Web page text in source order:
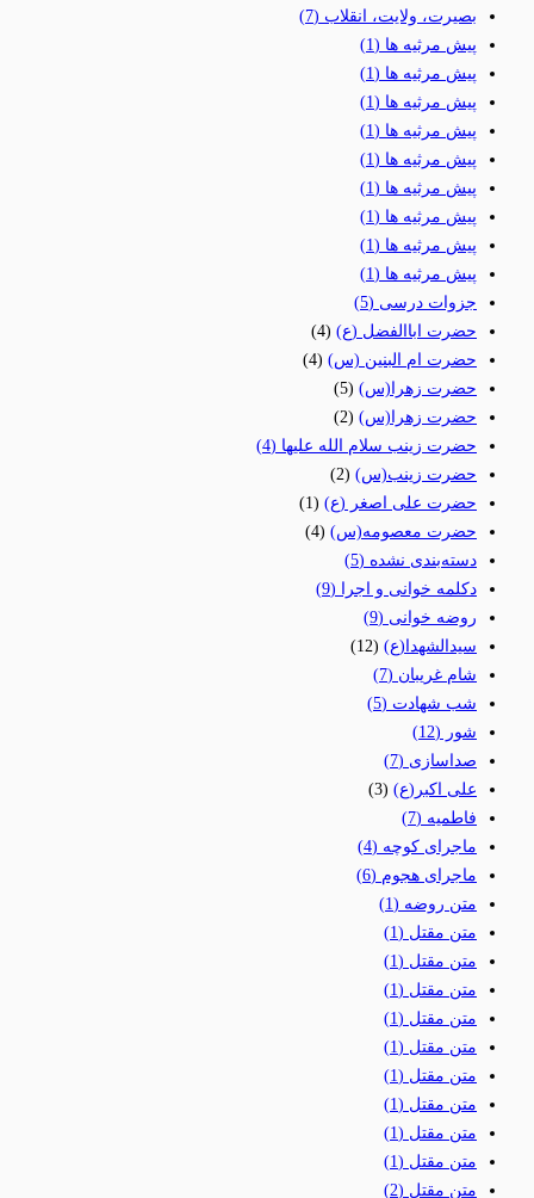
بصیرت، ولایت، انقلاب (7)
پیش مرثیه ها (1)
پیش مرثیه ها (1)
پیش مرثیه ها (1)
پیش مرثیه ها (1)
پیش مرثیه ها (1)
پیش مرثیه ها (1)
پیش مرثیه ها (1)
پیش مرثیه ها (1)
پیش مرثیه ها (1)
جزوات درسی (5)
حضرت اباالفضل (ع) (4)
حضرت ام البنین (س) (4)
حضرت زهرا(س) (5)
حضرت زهرا(س) (2)
حضرت زینب سلام الله علیها (4)
حضرت زینب(س) (2)
حضرت علی اصغر (ع) (1)
حضرت معصومه(س) (4)
دسته‌بندی نشده (5)
دکلمه خوانی و اجرا (9)
روضه خوانی (9)
سیدالشهدا(ع) (12)
شام غریبان (7)
شب شهادت (5)
شور (12)
صداسازی (7)
علی اکبر(ع) (3)
فاطمیه (7)
ماجرای کوچه (4)
ماجرای هجوم (6)
متن روضه (1)
متن مقتل (1)
متن مقتل (1)
متن مقتل (1)
متن مقتل (1)
متن مقتل (1)
متن مقتل (1)
متن مقتل (1)
متن مقتل (1)
متن مقتل (1)
متن مقتل (2)